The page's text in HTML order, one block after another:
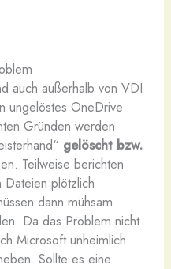
auch außerhalb von VDI
ungelöstes OneDrive
Gründen werden
gelöscht bzw.
Teilweise berichten
Dateien plötzlich
dann mühsam
Da das Problem nicht
Microsoft unheimlich
Sollte es eine